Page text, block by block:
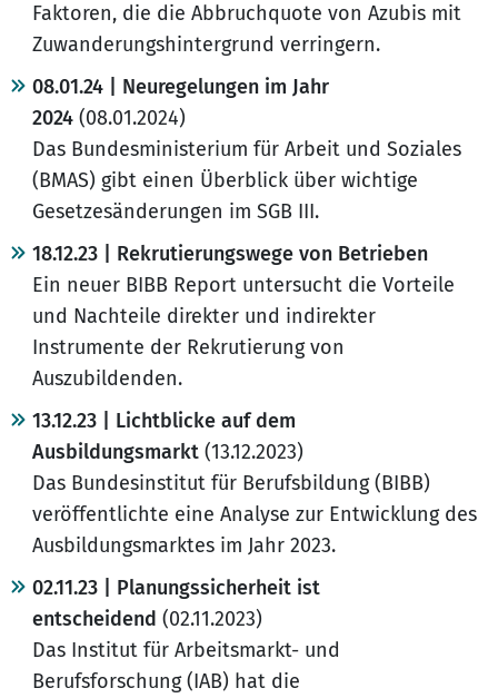
Faktoren, die die Abbruchquote von Azubis mit
Zuwanderungshintergrund verringern.
08.01.24 | Neuregelungen im Jahr
2024 (08.01.2024)
Das Bundesministerium für Arbeit und Soziales
(BMAS) gibt einen Überblick über wichtige
Gesetzesänderungen im SGB III.
18.12.23 | Rekrutierungswege von Betrieben
Ein neuer BIBB Report untersucht die Vorteile
und Nachteile direkter und indirekter
Instrumente der Rekrutierung von
Auszubildenden.
13.12.23 | Lichtblicke auf dem
Ausbildungsmarkt (13.12.2023)
Das Bundesinstitut für Berufsbildung (BIBB)
veröffentlichte eine Analyse zur Entwicklung des
Ausbildungsmarktes im Jahr 2023.
02.11.23 | Planungssicherheit ist
entscheidend (02.11.2023)
Das Institut für Arbeitsmarkt- und
Berufsforschung (IAB) hat die